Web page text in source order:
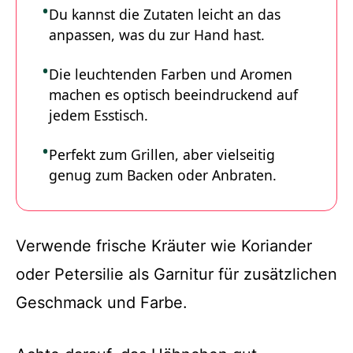
Du kannst die Zutaten leicht an das
anpassen, was du zur Hand hast.
Die leuchtenden Farben und Aromen
machen es optisch beeindruckend auf
jedem Esstisch.
Perfekt zum Grillen, aber vielseitig
genug zum Backen oder Anbraten.
Verwende frische Kräuter wie Koriander
oder Petersilie als Garnitur für zusätzlichen
Geschmack und Farbe.